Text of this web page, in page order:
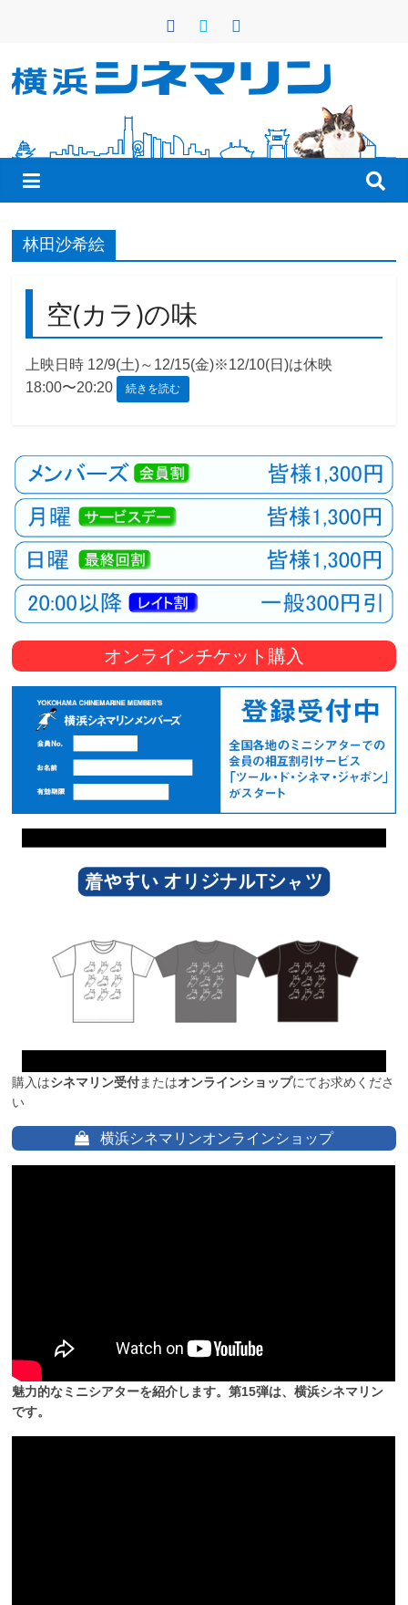
ン
横
浜
シ
ネ
マ
リ
ン
た
い
映
画
は
こ
の
街
で
林田沙希絵
空(カラ)の味
上映日時 12/9(土)～12/15(金)※12/10(日)は休映
18:00〜20:20
続きを読む
オンラインチケット購入
購入はシネマリン受付またはオンラインショップにてお求めくださ
い
横浜シネマリンオンラインショップ
魅力的なミニシアターを紹介します。第15弾は、横浜シネマリン
です。